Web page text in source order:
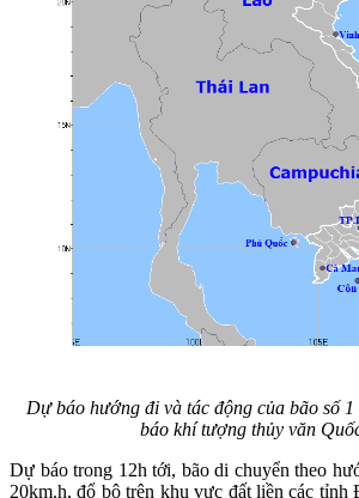
Dự báo hướng đi và tác động của bão số
báo khí tượng thủy văn
Dự báo trong 12h tới, bão di chuyển theo
20km.h, đổ bộ trên khu vực đất liền các tỉnh